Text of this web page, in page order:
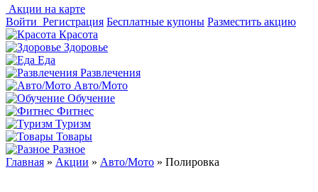
Акции на карте
Войти Регистрация Бесплатные купоны Разместить акцию
Красота
Здоровье
Еда
Развлечения
Авто/Мото
Обучение
Фитнес
Туризм
Товары
Разное
Главная » Акции » Авто/Мото » Полировка